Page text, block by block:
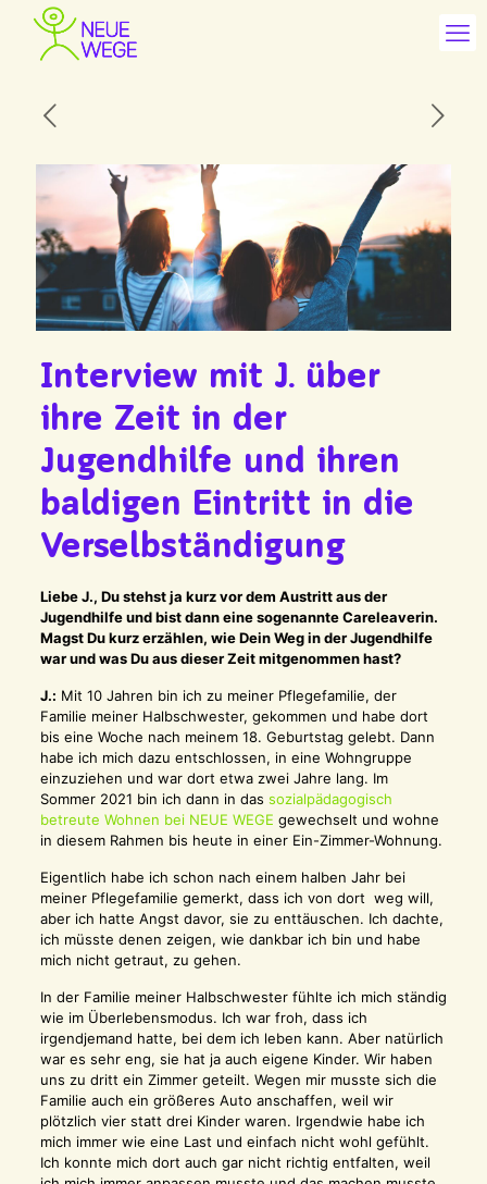
Interview mit J. über
ihre Zeit in der
Jugendhilfe und ihren
baldigen Eintritt in die
Verselbständigung
Liebe J., Du stehst ja kurz vor dem Austritt aus der
Jugendhilfe und bist dann eine sogenannte Careleaverin.
Magst Du kurz erzählen, wie Dein Weg in der Jugendhilfe
war und was Du aus dieser Zeit mitgenommen hast?
J.: Mit 10 Jahren bin ich zu meiner Pflegefamilie, der
Familie meiner Halbschwester, gekommen und habe dort
bis eine Woche nach meinem 18. Geburtstag gelebt. Dann
habe ich mich dazu entschlossen, in eine Wohngruppe
einzuziehen und war dort etwa zwei Jahre lang. Im
Sommer 2021 bin ich dann in das sozialpädagogisch
betreute Wohnen bei NEUE WEGE gewechselt und wohne
in diesem Rahmen bis heute in einer Ein-Zimmer-Wohnung.
Eigentlich habe ich schon nach einem halben Jahr bei
meiner Pflegefamilie gemerkt, dass ich von dort weg will,
aber ich hatte Angst davor, sie zu enttäuschen. Ich dachte,
ich müsste denen zeigen, wie dankbar ich bin und habe
mich nicht getraut, zu gehen.
In der Familie meiner Halbschwester fühlte ich mich ständig
wie im Überlebensmodus. Ich war froh, dass ich
irgendjemand hatte, bei dem ich leben kann. Aber natürlich
war es sehr eng, sie hat ja auch eigene Kinder. Wir haben
uns zu dritt ein Zimmer geteilt. Wegen mir musste sich die
Familie auch ein größeres Auto anschaffen, weil wir
plötzlich vier statt drei Kinder waren. Irgendwie habe ich
mich immer wie eine Last und einfach nicht wohl gefühlt.
Ich konnte mich dort auch gar nicht richtig entfalten, weil